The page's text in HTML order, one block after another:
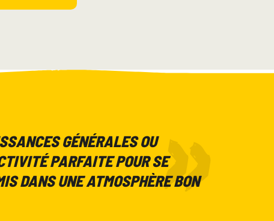
GÉNÉRALES OU
PARFAITE POUR SE
DANS UNE ATMOSPHÈRE BON